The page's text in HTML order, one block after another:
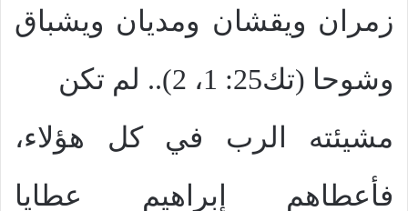
زمران ويقشان ومديان ويشباق
وشوحا (تك25: 1، 2).. لم تكن
مشيئته الرب في كل هؤلاء،
فأعطاهم إبراهيم عطايا